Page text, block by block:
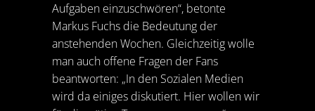
Aufgaben einzuschwören“, betonte
Markus Fuchs die Bedeutung der
anstehenden Wochen. Gleichzeitig wolle
man auch offene Fragen der Fans
beantworten: „In den Sozialen Medien
wird da einiges diskutiert. Hier wollen wir